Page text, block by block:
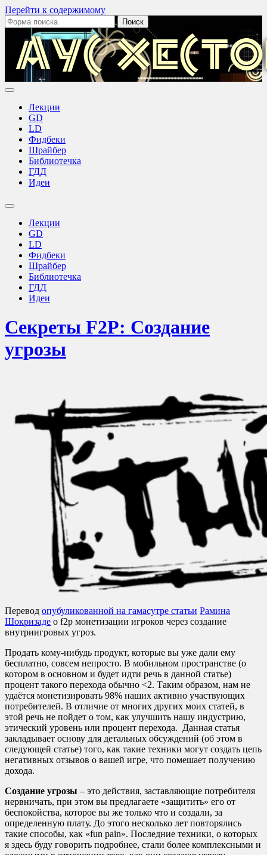
Перейти к содержимому
Поиск:
Аус
Лекции
GD
LD
Фидбеки
Шрайбер
Библиотечка
ГДД
Идеи
Переключить
поискаЛекции
GD
LD
Фидбеки
Шрайбер
Библиотечка
ГДД
Идеи
Секреты F2P: Создание
угрозы
Перевод опубуликованной на гамасутре статьи Рамина
Шокризаде о f2p монетизации игроков через создание
внутриигровых угроз.
Продать кому-нибудь продукт, которые вы уже дали ему
бесплатно, совсем непросто. В мобильном пространстве (о
котором в основном и будет идти речь в данной статье)
процент такого перехода обычно <2. Таким образом, нам не
удаётся монетизировать 98% наших активно участвующих
потребителей. В отличие от многих других моих статей, в
этой речь не пойдет о том, как улучшить нашу индустрию,
этический уровень или процент перехода. Данная статья
закладывает основу для детальных обсуждений (об этом в
следующей статье) того, как такие техники могут создать цепь
негативных отзывов о вашей игре, что помешает получению
дохода.
Создание угрозы – это действия, заставляющие потребителя
нервничать, при этом вы предлагаете «защитить» его от
беспокойства, которое вы же только что и создали, за
определенную плату. До этого несколько лет повторялись
такие способы, как «fun pain». Последние техники, о которых
я здесь буду говорить подробнее, стали более комплексными и